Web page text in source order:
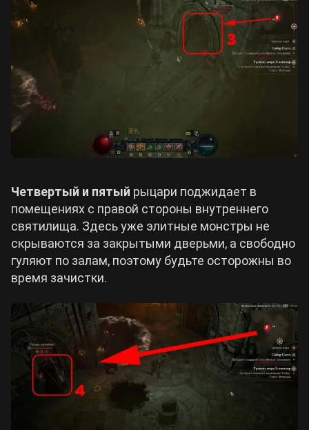
Четвертый и пятый рыцари поджидает в
помещениях с правой стороны внутреннего
святилища. Здесь уже элитные монстры не
скрываются за закрытыми дверьми, а свободно
гуляют по залам, поэтому будьте осторожны во
время зачистки.